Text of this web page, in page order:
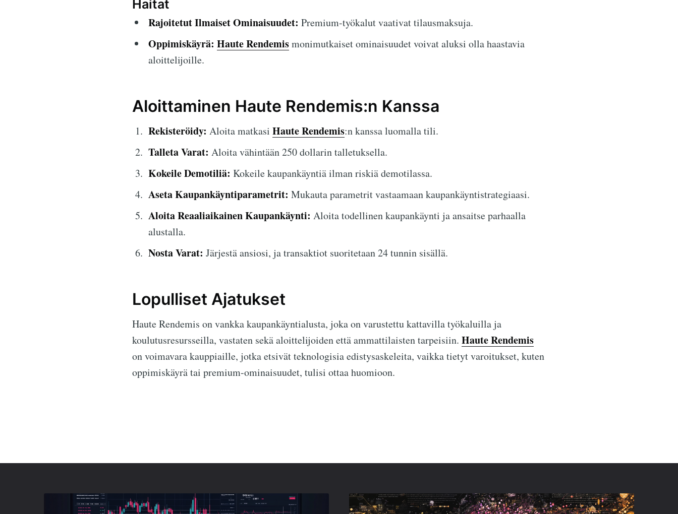
Haitat
Rajoitetut Ilmaiset Ominaisuudet: Premium-työkalut vaativat tilausmaksuja.
Oppimiskäyrä: Haute Rendemismonimutkaiset ominaisuudet voivat aluksi olla haastavia
aloittelijoille.
Aloittaminen Haute Rendemis:n Kanssa
Rekisteröidy: Aloita matkasi Haute Rendemis:n kanssa luomalla tili.
Talleta Varat: Aloita vähintään 250 dollarin talletuksella.
Kokeile Demotiliä: Kokeile kaupankäyntiä ilman riskiä demotilassa.
Aseta Kaupankäyntiparametrit: Mukauta parametrit vastaamaan kaupankäyntistrategiaasi.
Aloita Reaaliaikainen Kaupankäynti: Aloita todellinen kaupankäynti ja ansaitse parhaalla
alustalla.
Nosta Varat: Järjestä ansiosi, ja transaktiot suoritetaan 24 tunnin sisällä.
Lopulliset Ajatukset
Haute Rendemis on vankka kaupankäyntialusta, joka on varustettu kattavilla työkaluilla ja
koulutusresursseilla, vastaten sekä aloittelijoiden että ammattilaisten tarpeisiin. Haute Rendemis
on voimavara kauppiaille, jotka etsivät teknologisia edistysaskeleita, vaikka tietyt varoitukset, kuten
oppimiskäyrä tai premium-ominaisuudet, tulisi ottaa huomioon.